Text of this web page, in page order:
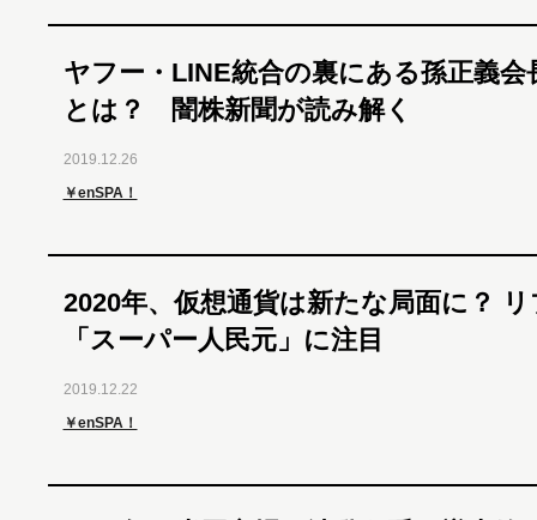
ヤフー・LINE統合の裏にある孫正義会
とは？ 闇株新聞が読み解く
2019.12.26
￥enSPA！
2020年、仮想通貨は新たな局面に？
「スーパー人民元」に注目
2019.12.22
￥enSPA！